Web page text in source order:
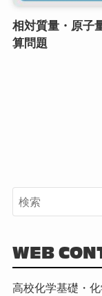
相対質量・原子
算問題
WEB
高校化学基礎・